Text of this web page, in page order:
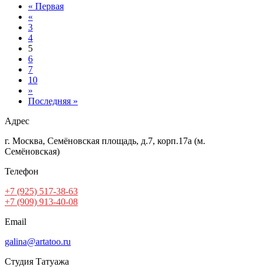
« Первая
«
3
4
5
6
7
10
»
Последняя »
Адрес
г. Москва, Семёновская площадь, д.7, корп.17а (м.
Семёновская)
Телефон
+7 (925) 517-38-63
+7 (909) 913-40-08
Email
galina@artatoo.ru
Студия Татуажа